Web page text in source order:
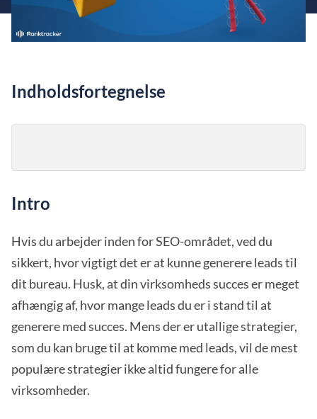
Indholdsfortegnelse
Intro
Hvis du arbejder inden for SEO-området, ved du
sikkert, hvor vigtigt det er at kunne generere leads til
dit bureau. Husk, at din virksomheds succes er meget
afhængig af, hvor mange leads du er i stand til at
generere med succes. Mens der er utallige strategier,
som du kan bruge til at komme med leads, vil de mest
populære strategier ikke altid fungere for alle
virksomheder.